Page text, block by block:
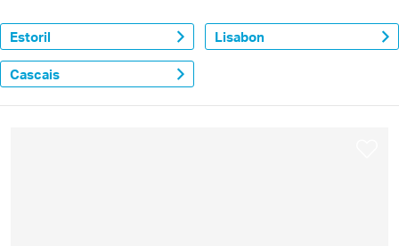
Estoril Lisabon
Cascais